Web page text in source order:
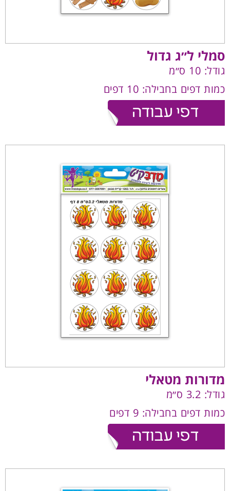
סמלי ל״ג גדול
גודל: 10 ס״מ
כמות דפים בחבילה: 10 דפים
מדורות מטאלי
גודל: 3.2 ס״מ
כמות דפים בחבילה: 9 דפים